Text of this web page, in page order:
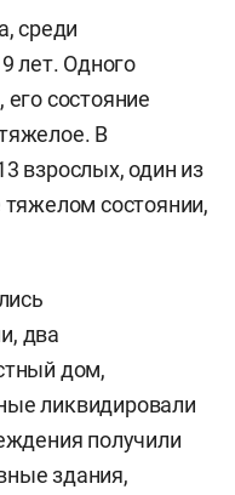
среди
лет. Одного
состояние
В
взрослых, один из
тяжелом состоянии,
два
дом,
ликвидировали
получили
здания,